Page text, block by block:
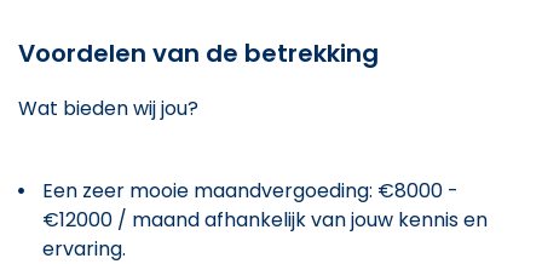
Voordelen van de betrekking
Wat bieden wij jou?
Een zeer mooie maandvergoeding: €8000 -
€12000 / maand afhankelijk van jouw kennis en
ervaring.